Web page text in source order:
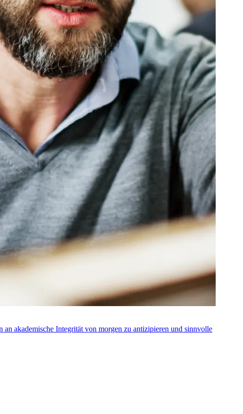
akademische Integrität von morgen zu antizipieren und sinnvolle